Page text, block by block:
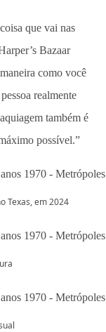
que vai nas
Bazaar
como você
realmente
também é
possível.”
Texas, em 2024